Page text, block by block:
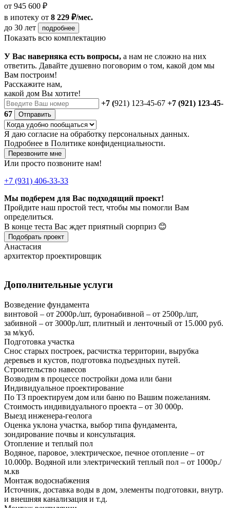
от 945 600 ₽
в ипотеку от 8 229 ₽/мес.
до 30 лет
подробнее
Показать всю комплектацию
У Вас наверняка есть вопросы, а нам не сложно на них
ответить. Давайте душевно поговорим о том, какой дом мы
Вам построим!
Расскажите нам,
какой дом Вы хотите!
+7 (921) 123-45-67 +7 (921) 123-45-
67
Отправить
Я даю согласие на обработку персональных данных.
Подробнее в Политике конфиденциальности.
Перезвоните мне
Или просто позвоните нам!
+7 (931) 406-33-33
Мы подберем для Вас подходящий проект!
Пройдите наш простой тест, чтобы мы помогли Вам
определиться.
В конце теста Вас ждет приятный сюрприз 😊
Подобрать проект
Анастасия
архитектор проектировщик
Дополнительные услуги
Возведение фундамента
винтовой – от 2000р./шт, буронабивной – от 2500р./шт,
забивной – от 3000р./шт, плитный и ленточный от 15.000 руб.
за м/куб.
Подготовка участка
Снос старых построек, расчистка территории, вырубка
деревьев и кустов, подготовка подъездных путей.
Строительство навесов
Возводим в процессе постройки дома или бани
Индивидуальное проектирование
По ТЗ проектируем дом или баню по Вашим пожеланиям.
Стоимость индивидуального проекта – от 30 000р.
Выезд инженера-геолога
Оценка уклона участка, выбор типа фундамента,
зондирование почвы и консультация.
Отопление и теплый пол
Водяное, паровое, электрическое, печное отопление – от
10.000р. Водяной или электрический теплый пол – от 1000р./
м.кв
Монтаж водоснабжения
Источник, доставка воды в дом, элементы подготовки, внутр.
и внешняя канализация и т.д.